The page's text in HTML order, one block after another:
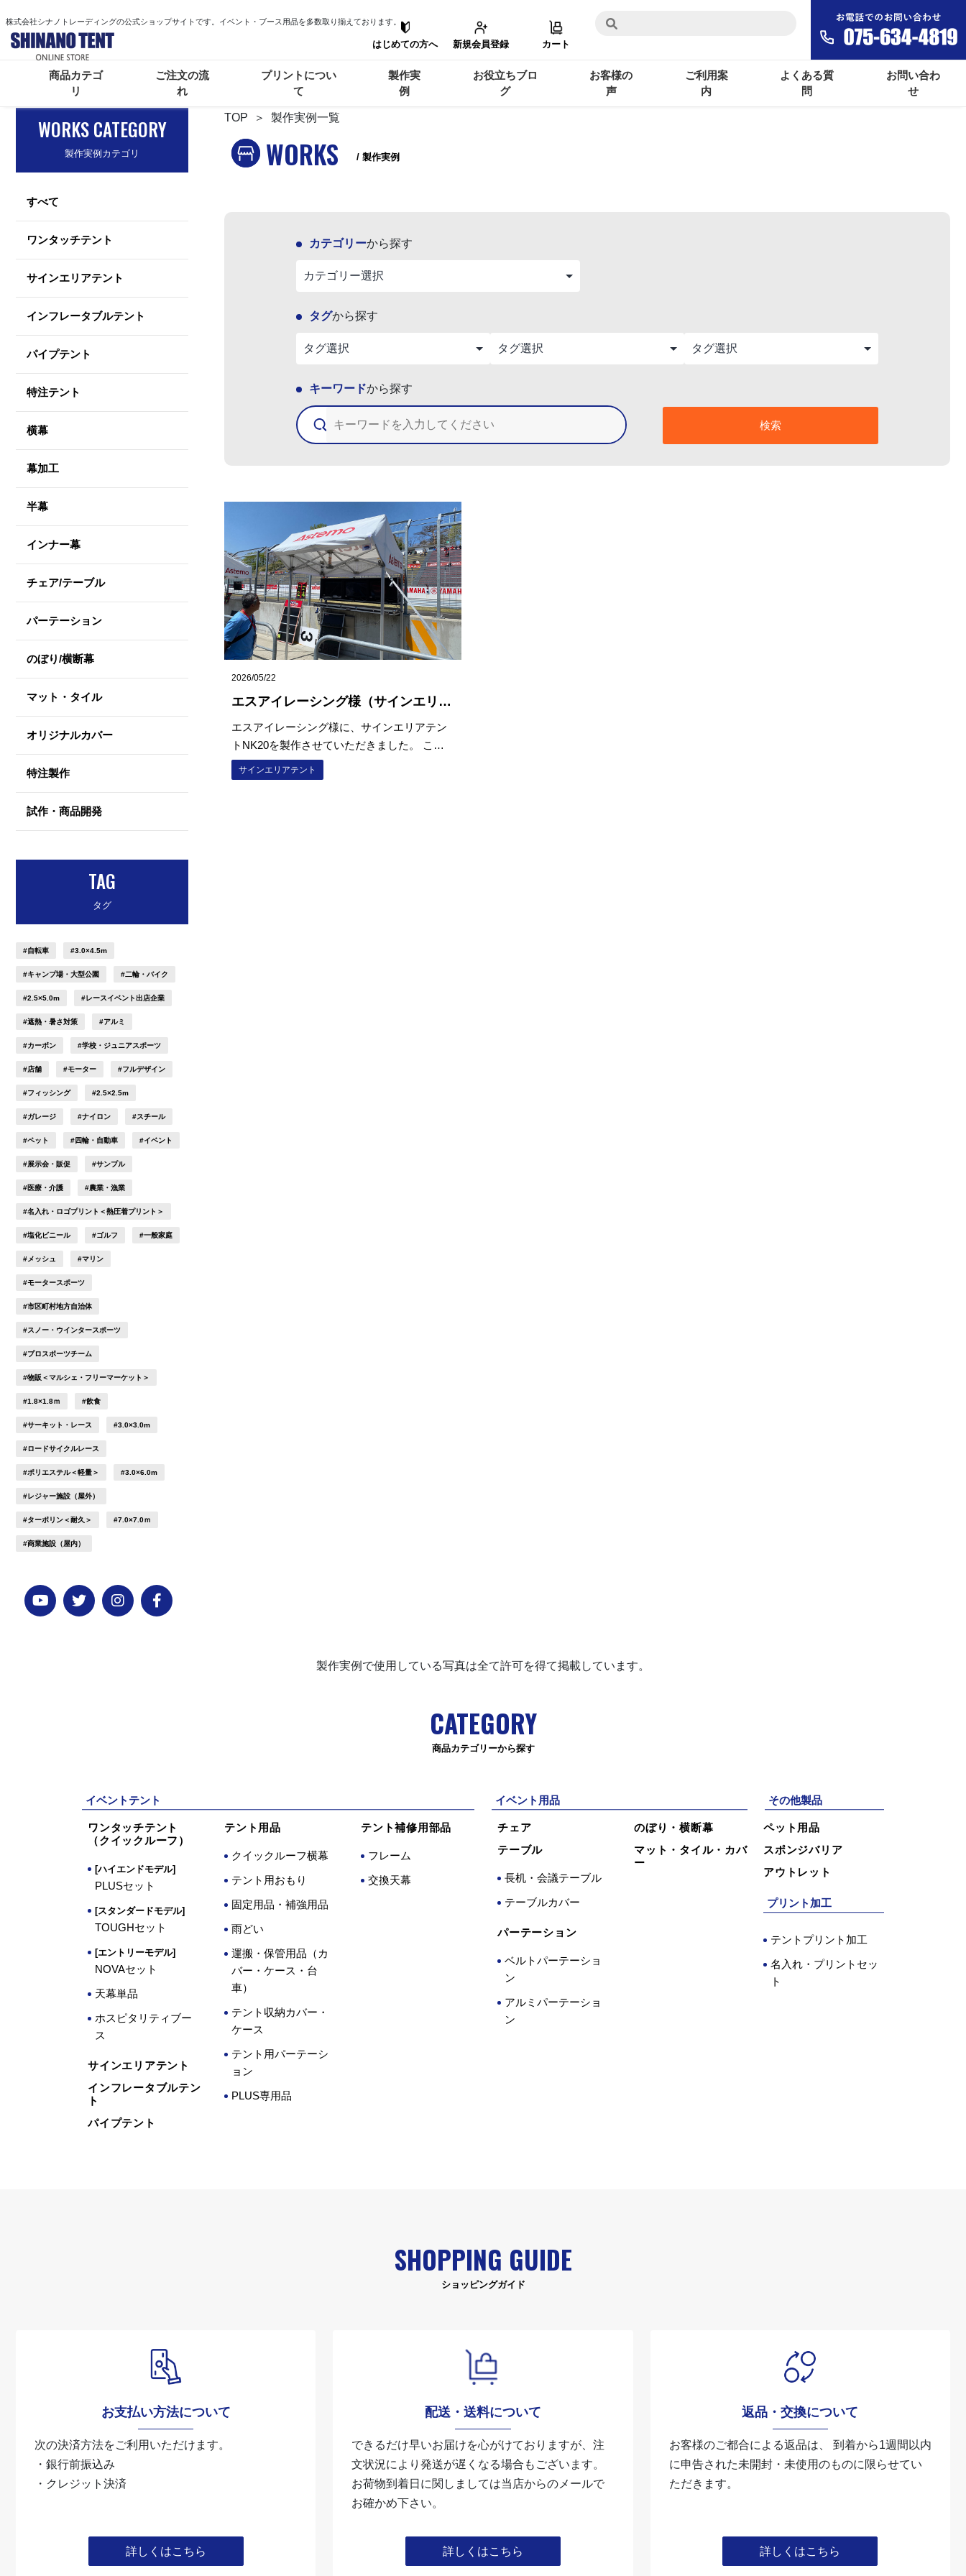
株式会社シナノトレーディングの公式ショップサイトです。イベント・ブース用品を多数取り揃えております。
はじめての方へ 新規会員登録 カート
商品カテゴ
リ
ご注文の流
れ
プリントについ
て
製作実
例
お役立ちブロ
グ
お客様の
声
ご利用案
内
よくある質
問
お問い合わ
せ
WORKS CATEGORY
製作実例カテゴリ
すべて
ワンタッチテント
サインエリアテント
インフレータブルテント
パイプテント
特注テント
横幕
幕加工
半幕
インナー幕
チェア/テーブル
パーテーション
のぼり/横断幕
マット・タイル
オリジナルカバー
特注製作
試作・商品開発
TAG
タグ
#自転車 #3.0×4.5m
#キャンプ場・大型公園 #二輪・バイク
#2.5×5.0m #レースイベント出店企業
#遮熱・暑さ対策 #アルミ
#カーボン #学校・ジュニアスポーツ
#店舗 #モーター #フルデザイン
#フィッシング #2.5×2.5m
#ガレージ #ナイロン #スチール
#ペット #四輪・自動車 #イベント
#展示会・販促 #サンプル
#医療・介護 #農業・漁業
#名入れ・ロゴプリント＜熱圧着プリント＞
#塩化ビニール #ゴルフ #一般家庭
#メッシュ #マリン
#モータースポーツ
#市区町村地方自治体
#スノー・ウインタースポーツ
#プロスポーツチーム
#物販＜マルシェ・フリーマーケット＞
#1.8×1.8ｍ #飲食
#サーキット・レース #3.0×3.0m
#ロードサイクルレース
#ポリエステル＜軽量＞ #3.0×6.0m
#レジャー施設（屋外）
#ターポリン＜耐久＞ #7.0×7.0ｍ
#商業施設（屋内）
TOP ＞ 製作実例一覧
WORKS / 製作実例
カテゴリーから探す
タグから探す
キーワードから探す
2026/05/22
エスアイレーシング様（サインエリア
テント一式）
エスアイレーシング様に、サインエリアテン
トNK20を製作させていただきました。 こち
らは、…
サインエリアテント
製作実例で使用している写真は全て許可を得て掲載しています。
CATEGORY
商品カテゴリーから探す
イベントテント イベント用品 その他製品
ワンタッチテント
（クイックルーフ）
[ハイエンドモデル]
PLUSセット
[スタンダードモデル]
TOUGHセット
[エントリーモデル]
NOVAセット
天幕単品
ホスピタリティブー
ス
サインエリアテント
インフレータブルテン
ト
パイプテント
テント用品
クイックルーフ横幕
テント用おもり
固定用品・補強用品
雨どい
運搬・保管用品（カ
バー・ケース・台
車）
テント収納カバー・
ケース
テント用パーテーシ
ョン
PLUS専用品
テント補修用部品
フレーム
交換天幕
チェア
テーブル
長机・会議テーブル
テーブルカバー
パーテーション
ベルトパーテーショ
ン
アルミパーテーショ
ン
のぼり・横断幕
マット・タイル・カバ
ー
ペット用品
スポンジバリア
アウトレット
プリント加工
テントプリント加工
名入れ・プリントセッ
ト
SHOPPING GUIDE
ショッピングガイド
お支払い方法について
次の決済方法をご利用いただけます。
・銀行前振込み
・クレジット決済
詳しくはこちら
配送・送料について
できるだけ早いお届けを心がけておりますが、注
文状況により発送が遅くなる場合もございます。
お荷物到着日に関しましては当店からのメールで
お確かめ下さい。
詳しくはこちら
返品・交換について
お客様のご都合による返品は、 到着から1週間以内
に申告された未開封・未使⽤のものに限らせてい
ただきます。
詳しくはこちら